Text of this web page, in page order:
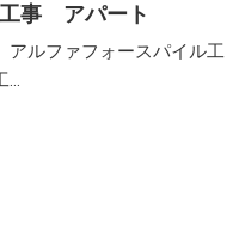
事 アパート
アルファフォースパイル工
...